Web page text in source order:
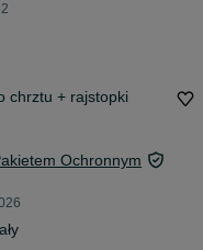
chrztu + rajstopki
Ochronnym